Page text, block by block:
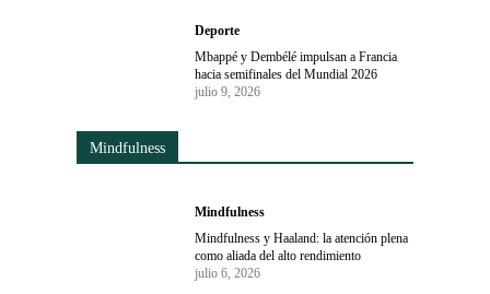
Deporte
Mbappé y Dembélé impulsan a Francia
hacia semifinales del Mundial 2026
julio 9, 2026
Mindfulness
Mindfulness
Mindfulness y Haaland: la atención plena
como aliada del alto rendimiento
julio 6, 2026